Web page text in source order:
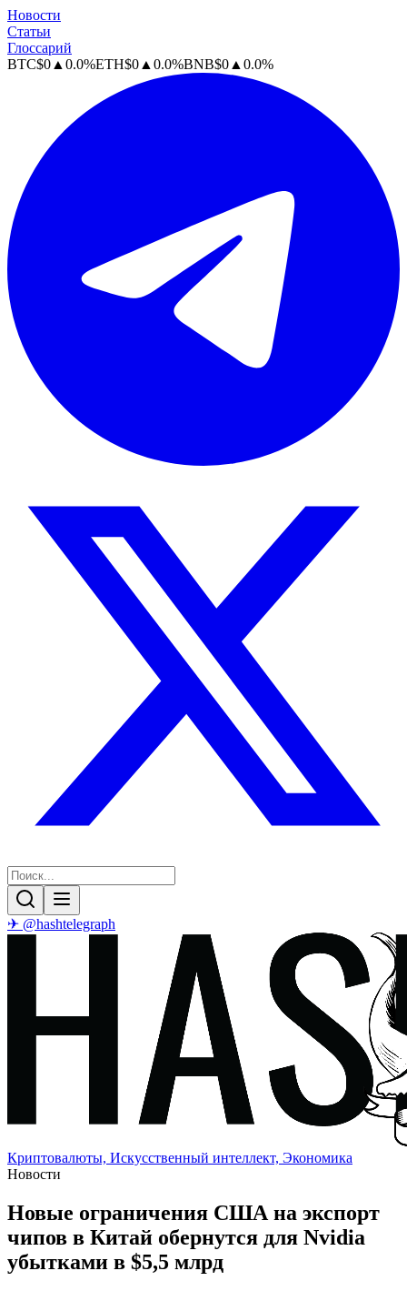
Новости
Статьи
Глоссарий
BTC$0 ▲ 0.0%ETH$0 ▲ 0.0%BNB$0 ▲ 0.0%
✈ @hashtelegraph
Криптовалюты, Искусственный интеллект, Экономика
Новости
Новые ограничения США на экспорт
чипов в Китай обернутся для Nvidia
убытками в $5,5 млрд